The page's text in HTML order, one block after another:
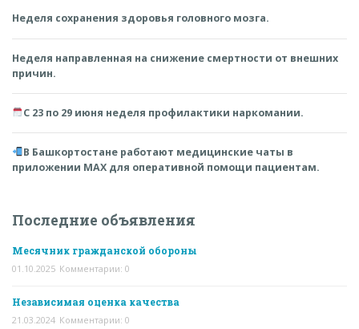
Неделя сохранения здоровья головного мозга.
Неделя направленная на снижение смертности от внешних
причин.
С 23 по 29 июня неделя профилактики наркомании.
В Башкортостане работают медицинские чаты в
приложении MAX для оперативной помощи пациентам.
Последние объявления
Месячник гражданской обороны
01.10.2025 Комментарии: 0
Независимая оценка качества
21.03.2024 Комментарии: 0